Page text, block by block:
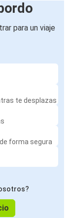
para un viaje
te desplazas
forma segura